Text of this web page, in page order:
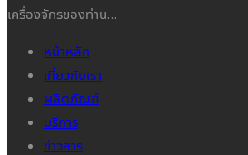
เครื่องจักรของท่าน…
หน้าหลัก
เกี่ยวกับเรา
ผลิตภัณฑ์
บริการ
ข่าวสาร